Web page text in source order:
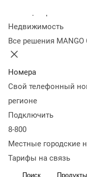
Недвижимость
Все решения MANGO
Номера
Свой телефонный
регионе
Подключить
8-800
Местные городские
Тарифы на связь
Поиск Продукты
21 мая4 530
Оглавление
Что такое фид Авито
Как загружать
ошибки в отчете и
← Журнал
частным лицам.
публиковать
одновременно. И на